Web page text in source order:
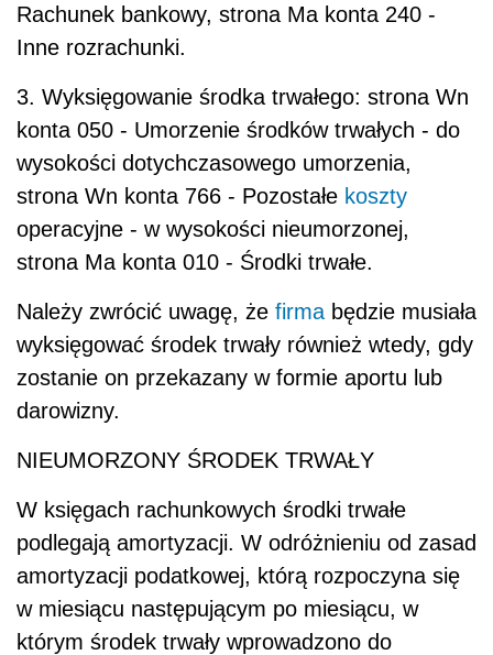
Rachunek bankowy, strona Ma konta 240 -
Inne rozrachunki.
3. Wyksięgowanie środka trwałego: strona Wn
konta 050 - Umorzenie środków trwałych - do
wysokości dotychczasowego umorzenia,
strona Wn konta 766 - Pozostałe koszty
operacyjne - w wysokości nieumorzonej,
strona Ma konta 010 - Środki trwałe.
Należy zwrócić uwagę, że firma będzie musiała
wyksięgować środek trwały również wtedy, gdy
zostanie on przekazany w formie aportu lub
darowizny.
NIEUMORZONY ŚRODEK TRWAŁY
W księgach rachunkowych środki trwałe
podlegają amortyzacji. W odróżnieniu od zasad
amortyzacji podatkowej, którą rozpoczyna się
w miesiącu następującym po miesiącu, w
którym środek trwały wprowadzono do